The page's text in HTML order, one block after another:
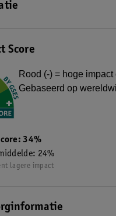
Score
Rood (-) = hoge
Gebaseerd op
34%
24%
lagere impact